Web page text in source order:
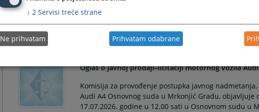
Komisija za provođenje postupka javnog
putničkog motornog vozila AUDI A4 Osnovnog suda
Oglas o javnoj prodaji–licitaciji motornog vozila Audi
Komisija za provođenje postupka javnog
Audi A4 Osnovnog suda u Mrkonjić Gradu,
17.07.2026. godine u 12.00 sati u Osnovnom sudu u
↓ 2 Servisi treće strane
Ne prihvatam Prihvatam odabrane